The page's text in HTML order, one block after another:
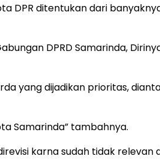
DPR ditentukan dari
DPRD Samarinda,
yang dijadikan prioritas,
Samarinda” tambahnya.
karna sudah tidak relevan